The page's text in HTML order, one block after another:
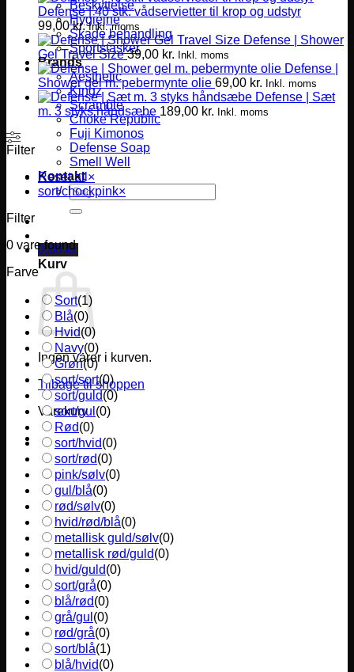
Beskyttelse
Hygiejne
Skade behandling
Sportstasker
Brands
Aesthetic
Kingz
Scramble
Choke Republic
Fuji Kimonos
Defense Soap
Smell Well
Kontakt
Søg
efter:
0,00 kr.
Kurv
Ingen varer i kurven.
Tilbage til shoppen
Varekurv
Defense | 40 stk. vådservietter til krop og udstyr
99,00kr. Inkl. moms
Defense | Shower
Gel Travel Size 39,00 kr. Inkl. moms
Defense |
Shower gel m. pebermynte olie 69,00 kr. Inkl. moms
Defense | Sæt
m. 3 styks håndsæbe 189,00 kr. Inkl. moms
Filter
Reset all ×
sort/chockpink×
Filter
0 vare found
Farve
Sort(1)
Blå(0)
Hvid(0)
Navy(0)
Grøn(0)
sort/sort(0)
sort/guld(0)
sort/gul (0)
Rød(0)
sort/hvid(0)
sort/rød(0)
pink/sølv(0)
gul/blå(0)
rød/sølv(0)
hvid/rød/blå(0)
metallisk guld/sølv(0)
metallisk rød/guld(0)
hvid/guld(0)
sort/grå(0)
blå/rød(0)
grå/gul (0)
rød/grå(0)
sort/blå(1)
blå/hvid(0)